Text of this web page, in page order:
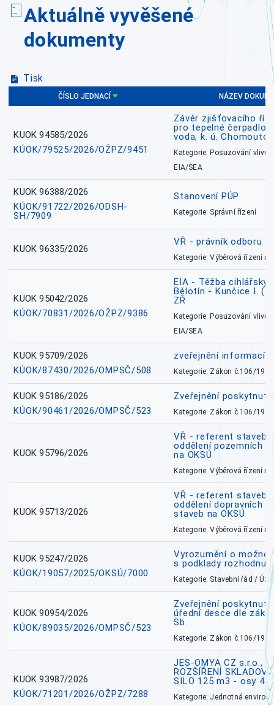
Aktuálně vyvěšené
dokumenty
Tisk
ČÍSLO JEDNACÍ NÁZEV
KUOK 94585/2026
KÚOK/79525/2026/OŽPZ/9451
Závěr zjišťovacího
pro tepelné čerpadlo
voda, k. ú. Chomoutov
Kategorie: Posuzování vlivů
EIA/SEA
KUOK 96388/2026
KÚOK/91722/2026/ODSH-
SH/7909
Stanovení PÚP
Kategorie: Správní řízení
KUOK 96335/2026
VŘ - právník odboru
Kategorie: Výběrová řízení
KUOK 95042/2026
KÚOK/70831/2026/OŽPZ/9386
EIA - Těžba
Bělotín - Kunčice I.
ZŘ
Kategorie: Posuzování vlivů
EIA/SEA
KUOK 95709/2026
KÚOK/87430/2026/OMPSČ/508
zveřejnění informací
Kategorie: Zákon č.106/1999
KUOK 95186/2026
KÚOK/90461/2026/OMPSČ/523
Zveřejnění
Kategorie: Zákon č.106/1999
KUOK 95796/2026
VŘ - referent
oddělení pozemních
na OKSÚ
Kategorie: Výběrová řízení
KUOK 95713/2026
VŘ - referent
oddělení dopravních
staveb na OKSÚ
Kategorie: Výběrová řízení
KUOK 95247/2026
KÚOK/19057/2025/OKSÚ/7000
Vyrozumění o
s podklady rozhodnutí
Kategorie: Stavební řád /
KUOK 90954/2026
KÚOK/89035/2026/OMPSČ/523
Zveřejnění
úřední desce dle
Sb.
Kategorie: Zákon č.106/1999
KUOK 93987/2026
KÚOK/71201/2026/OŽPZ/7288
JES-OMYA CZ s.r.o.,
ROZŠÍŘENÍ
SILO 125 m3 - osy
Kategorie: Jednotná